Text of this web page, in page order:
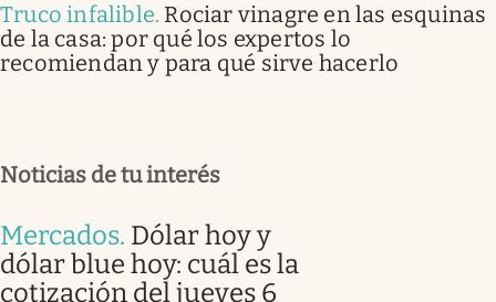
Truco infalible. Rociar vinagre en las esquinas
de la casa: por qué los expertos lo
recomiendan y para qué sirve hacerlo
Noticias de tu interés
Mercados. Dólar hoy y
dólar blue hoy: cuál es la
cotización del jueves 6